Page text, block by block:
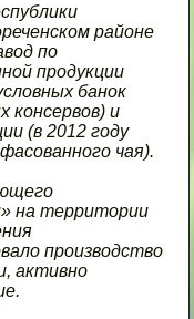
районе
по
продукции
банок
консервов) и
(в 2012 году
чая).
на территории
производство
активно